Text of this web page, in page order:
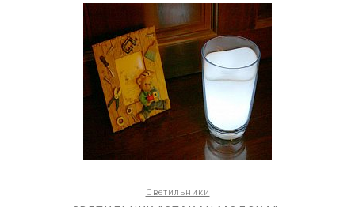
Светильники